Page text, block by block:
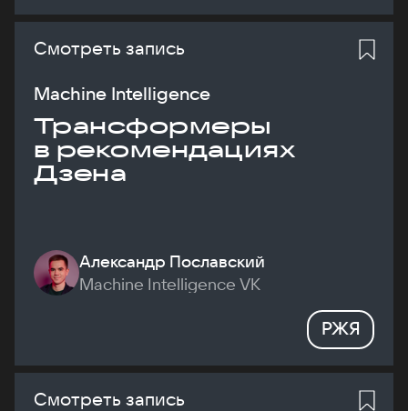
Смотреть запись
Machine Intelligence
Трансформеры
в рекомендациях
Дзена
Александр Пославский
Machine Intelligence VK
РЖЯ
Смотреть запись